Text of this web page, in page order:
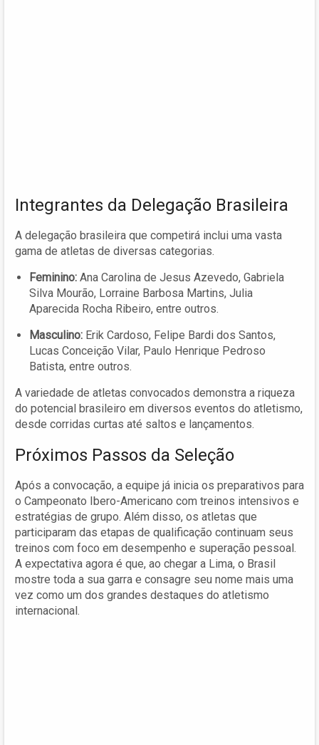
Integrantes da Delegação Brasileira
A delegação brasileira que competirá inclui uma vasta
gama de atletas de diversas categorias.
Feminino: Ana Carolina de Jesus Azevedo, Gabriela
Silva Mourão, Lorraine Barbosa Martins, Julia
Aparecida Rocha Ribeiro, entre outros.
Masculino: Erik Cardoso, Felipe Bardi dos Santos,
Lucas Conceição Vilar, Paulo Henrique Pedroso
Batista, entre outros.
A variedade de atletas convocados demonstra a riqueza
do potencial brasileiro em diversos eventos do atletismo,
desde corridas curtas até saltos e lançamentos.
Próximos Passos da Seleção
Após a convocação, a equipe já inicia os preparativos para
o Campeonato Ibero-Americano com treinos intensivos e
estratégias de grupo. Além disso, os atletas que
participaram das etapas de qualificação continuam seus
treinos com foco em desempenho e superação pessoal.
A expectativa agora é que, ao chegar a Lima, o Brasil
mostre toda a sua garra e consagre seu nome mais uma
vez como um dos grandes destaques do atletismo
internacional.